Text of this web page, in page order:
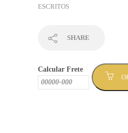
ESCRITOS
SHARE
Calcular Frete